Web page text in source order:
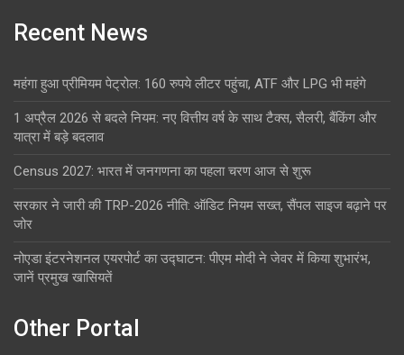
Recent News
महंगा हुआ प्रीमियम पेट्रोल: 160 रुपये लीटर पहुंचा, ATF और LPG भी महंगे
1 अप्रैल 2026 से बदले नियम: नए वित्तीय वर्ष के साथ टैक्स, सैलरी, बैंकिंग और
यात्रा में बड़े बदलाव
Census 2027: भारत में जनगणना का पहला चरण आज से शुरू
सरकार ने जारी की TRP-2026 नीति: ऑडिट नियम सख्त, सैंपल साइज बढ़ाने पर
जोर
नोएडा इंटरनेशनल एयरपोर्ट का उद्घाटन: पीएम मोदी ने जेवर में किया शुभारंभ,
जानें प्रमुख खासियतें
Other Portal